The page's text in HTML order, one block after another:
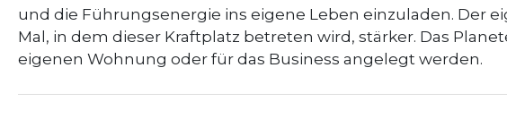
und die Führungsenergie ins eigene Leben einzuladen. Der
Mal, in dem dieser Kraftplatz betreten wird, stärker. Das
eigenen Wohnung oder für das Business angelegt werden.